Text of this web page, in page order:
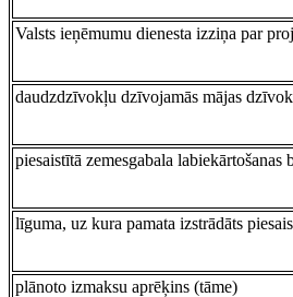
Valsts ieņēmumu dienesta izziņa par
daudzdzīvokļu dzīvojamās mājas
piesaistītā zemesgabala
līguma, uz kura pamata izstrādāts
plānoto izmaksu aprēķins (tāme)